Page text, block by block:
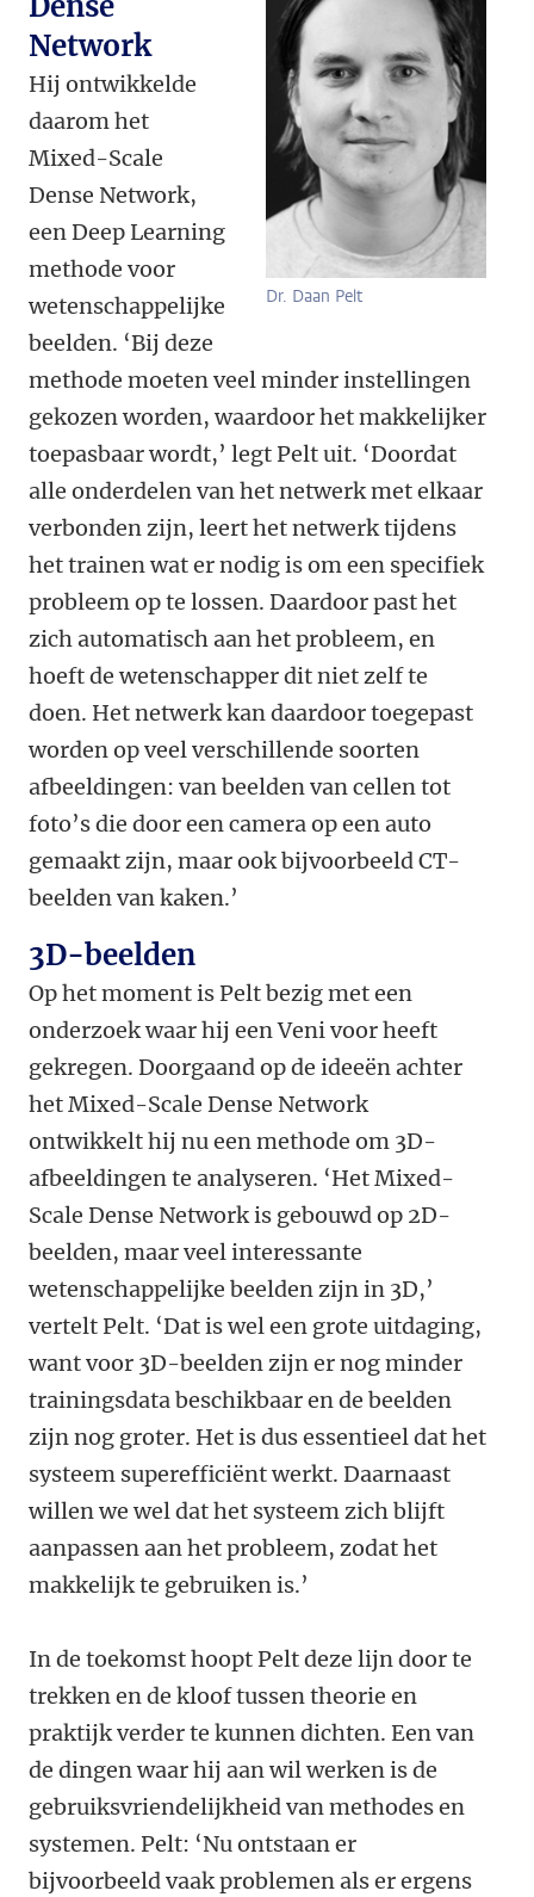
Dr. Daan Pelt
Network
Hij ontwikkelde
daarom het
Mixed-Scale
Dense Network,
een Deep Learning
methode voor
wetenschappelijke
beelden. ‘Bij deze
methode moeten veel minder instellingen
gekozen worden, waardoor het makkelijker
toepasbaar wordt,’ legt Pelt uit. ‘Doordat
alle onderdelen van het netwerk met elkaar
verbonden zijn, leert het netwerk tijdens
het trainen wat er nodig is om een specifiek
probleem op te lossen. Daardoor past het
zich automatisch aan het probleem, en
hoeft de wetenschapper dit niet zelf te
doen. Het netwerk kan daardoor toegepast
worden op veel verschillende soorten
afbeeldingen: van beelden van cellen tot
foto’s die door een camera op een auto
gemaakt zijn, maar ook bijvoorbeeld CT-
beelden van kaken.’
3D-beelden
Op het moment is Pelt bezig met een
onderzoek waar hij een Veni voor heeft
gekregen. Doorgaand op de ideeën achter
het Mixed-Scale Dense Network
ontwikkelt hij nu een methode om 3D-
afbeeldingen te analyseren. ‘Het Mixed-
Scale Dense Network is gebouwd op 2D-
beelden, maar veel interessante
wetenschappelijke beelden zijn in 3D,’
vertelt Pelt. ‘Dat is wel een grote uitdaging,
want voor 3D-beelden zijn er nog minder
trainingsdata beschikbaar en de beelden
zijn nog groter. Het is dus essentieel dat het
systeem superefficiënt werkt. Daarnaast
willen we wel dat het systeem zich blijft
aanpassen aan het probleem, zodat het
makkelijk te gebruiken is.’
In de toekomst hoopt Pelt deze lijn door te
trekken en de kloof tussen theorie en
praktijk verder te kunnen dichten. Een van
de dingen waar hij aan wil werken is de
gebruiksvriendelijkheid van methodes en
systemen. Pelt: ‘Nu ontstaan er
bijvoorbeeld vaak problemen als er ergens